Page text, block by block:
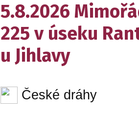
5.8.2026
225 v úseku
u Jihlavy
České dráhy